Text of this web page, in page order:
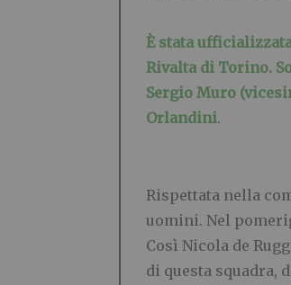
È stata
Rivalta di Torino.
Sergio Muro
Orlandini.
Rispettata nella
uomini. Nel
Così Nicola de
di questa squadra,